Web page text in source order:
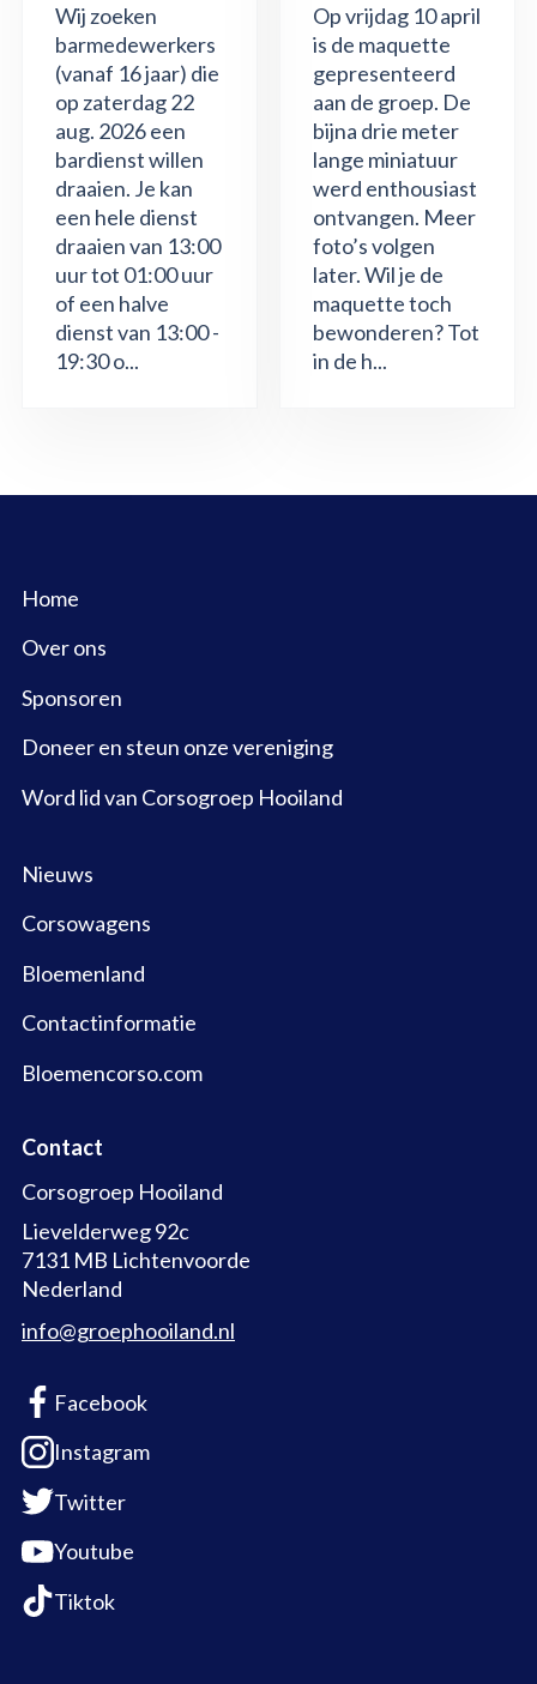
Wij zoeken
barmedewerkers
(vanaf 16 jaar) die
op zaterdag 22
aug. 2026 een
bardienst willen
draaien. Je kan
een hele dienst
draaien van 13:00
uur tot 01:00 uur
of een halve
dienst van 13:00 -
19:30 o...
Op vrijdag 10 april
is de maquette
gepresenteerd
aan de groep. De
bijna drie meter
lange miniatuur
werd enthousiast
ontvangen. Meer
foto’s volgen
later. Wil je de
maquette toch
bewonderen? Tot
in de h...
Home
Over ons
Sponsoren
Doneer en steun onze vereniging
Word lid van Corsogroep Hooiland
Nieuws
Corsowagens
Bloemenland
Contactinformatie
Bloemencorso.com
Contact
Corsogroep Hooiland
Lievelderweg 92c
7131 MB Lichtenvoorde
Nederland
info@groephooiland.nl
Facebook
Instagram
Twitter
Youtube
Tiktok